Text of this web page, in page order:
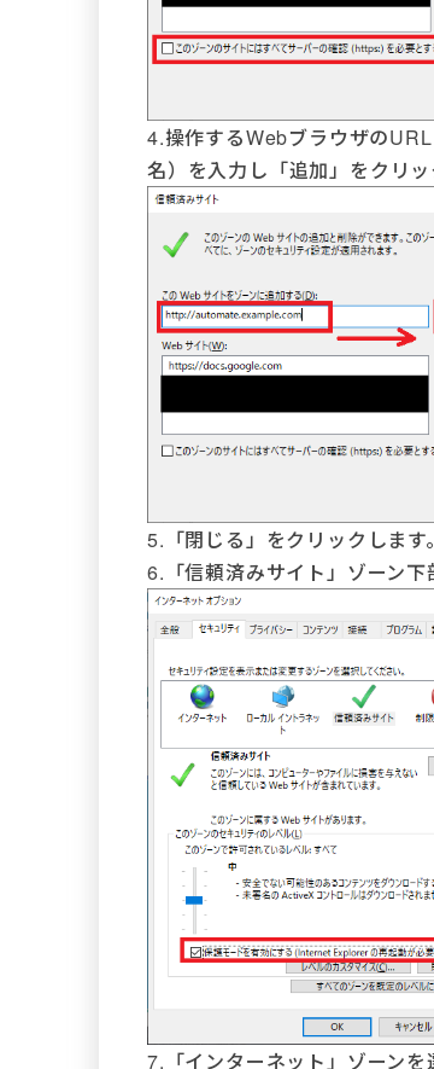
4.操作するWebブラウザの
名）を入力し「追加」をクリッ
5.「閉じる」をクリックします。
6.「信頼済みサイト」ゾーン下
7.「インターネット」ゾーン